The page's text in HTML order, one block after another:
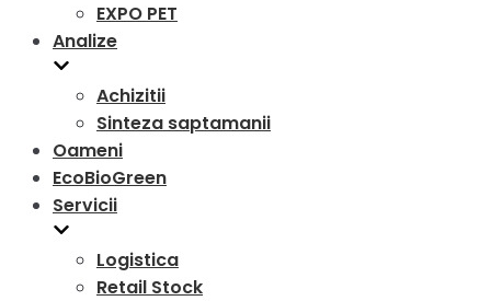
EXPO PET
Analize
Achizitii
Sinteza saptamanii
Oameni
EcoBioGreen
Servicii
Logistica
Retail Stock